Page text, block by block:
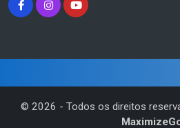
© 2026 - Todos os direitos